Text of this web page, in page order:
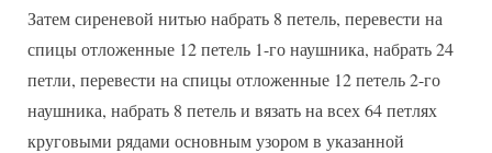
Затем сиреневой нитью набрать 8 петель, перевести на
спицы отложенные 12 петель 1-го наушника, набрать 24
петли, перевести на спицы отложенные 12 петель 2-го
наушника, набрать 8 петель и вязать на всех 64 петлях
круговыми рядами основным узором в указанной